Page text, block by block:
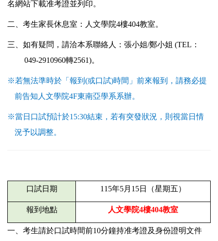
名網站下載准考證並列印。
二、考生家長休息室：人文學院4樓404教室。
三、如有疑問，請洽本系聯絡人：張小姐/鄭小姐 (TEL：
049-2910960轉2561)。
※若無法準時於「報到(或口試)時間」前來報到，請務必提
前告知人文學院4F東南亞學系系辦。
※當日口試預計於15:30結束，若有突發狀況，則視當日情
況予以調整。
口試日期 115年5月15日（星期五）
報到地點 人文學院4樓404教室
一、考生請於口試時間前10分鐘持准考證及身份證明文件